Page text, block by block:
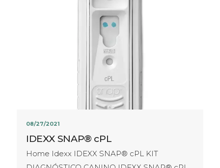
08/27/2021
IDEXX SNAP® cPL
Home Idexx IDEXX SNAP® cPL KIT